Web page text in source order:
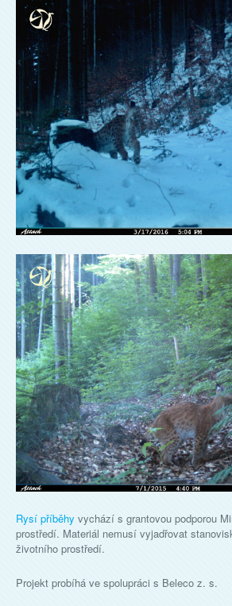
Rysí příběhy vychází s grantovou podporou
prostředí. Materiál nemusí vyjadřovat
životního prostředí.
Projekt probíhá ve spolupráci s Beleco z. s.